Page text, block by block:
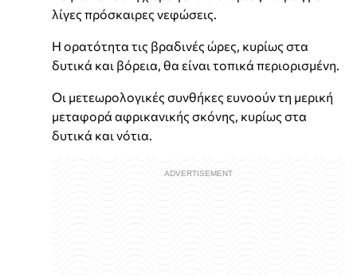
λίγες πρόσκαιρες νεφώσεις.
Η ορατότητα τις βραδινές ώρες, κυρίως στα
δυτικά και βόρεια, θα είναι τοπικά περιορισμένη.
Οι μετεωρολογικές συνθήκες ευνοούν τη μερική
μεταφορά αφρικανικής σκόνης, κυρίως στα
δυτικά και νότια.